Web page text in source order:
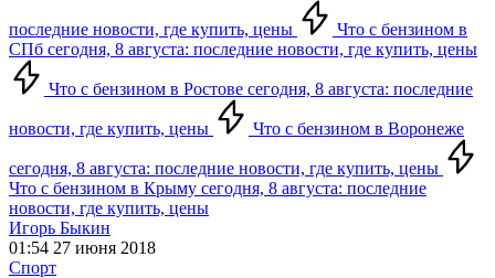
последние новости, где купить, цены
Что с бензином в
СПб сегодня, 8 августа: последние новости, где купить, цены
Что с бензином в Ростове сегодня, 8 августа: последние
новости, где купить, цены Что с бензином в Воронеже
сегодня, 8 августа: последние новости, где купить, цены
Что с бензином в Крыму сегодня, 8 августа: последние
новости, где купить, цены
Игорь Быкин
01:54 27 июня 2018
Спорт